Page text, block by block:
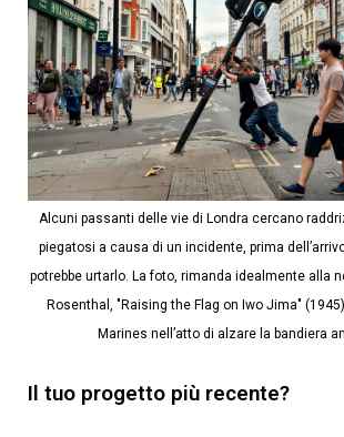
Alcuni passanti delle vie di Londra cercano
piegatosi a causa di un incidente, prima
potrebbe urtarlo. La foto, rimanda idealmente alla
Rosenthal, "Raising the Flag on Iwo Jima"
Marines nell’atto di alzare la bandiera
Il tuo progetto più recente?